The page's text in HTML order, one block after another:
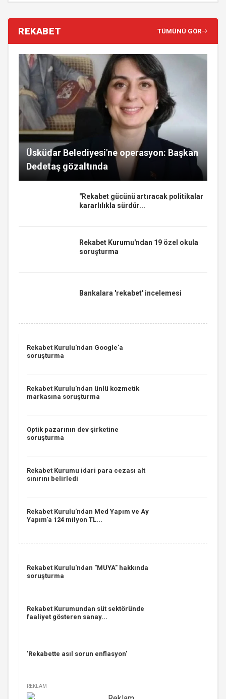
REKABET TÜMÜNÜ GÖR
Üsküdar Belediyesi'ne operasyon: Başkan
Dedetaş gözaltında
"Rekabet gücünü artıracak politikalar
kararlılıkla sürdür...
Rekabet Kurumu'ndan 19 özel okula
soruşturma
Bankalara 'rekabet' incelemesi
Rekabet Kurulu'ndan Google'a
soruşturma
Rekabet Kurulu'ndan ünlü kozmetik
markasına soruşturma
Optik pazarının dev şirketine
soruşturma
Rekabet Kurumu idari para cezası alt
sınırını belirledi
Rekabet Kurulu'ndan Med Yapım ve Ay
Yapım'a 124 milyon TL...
Rekabet Kurulu'ndan "MUYA" hakkında
soruşturma
Rekabet Kurumundan süt sektöründe
faaliyet gösteren sanay...
'Rekabette asıl sorun enflasyon'
REKLAM